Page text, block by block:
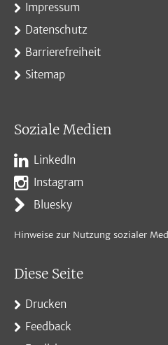
Impressum
Datenschutz
Barrierefreiheit
Sitemap
Soziale Medien
LinkedIn
Instagram
Bluesky
Hinweise zur Nutzung sozialer
Diese Seite
Drucken
Feedback